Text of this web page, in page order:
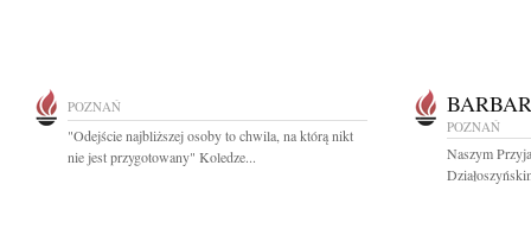
POZNAŃ
"Odejście najbliższej osoby to chwila, na którą nikt
nie jest przygotowany" Koledze...
POZNAŃ
Naszym